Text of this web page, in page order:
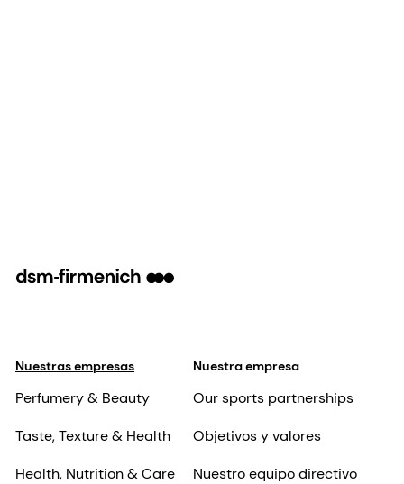
Nuestras empresas
Perfumery & Beauty
Taste, Texture & Health
Health, Nutrition & Care
Nuestra empresa
Our sports partnerships
Objetivos y valores
Nuestro equipo directivo